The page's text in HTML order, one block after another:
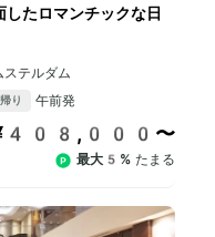
たロマンチックな日
テルダム
帰り 午前発
〜
最大5% たまる